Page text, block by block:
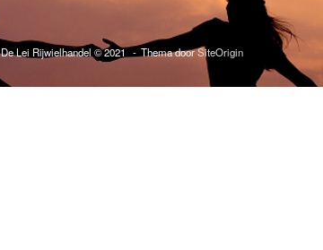
De Lei Rijwielhandel © 2021 Thema doorSiteOrigin